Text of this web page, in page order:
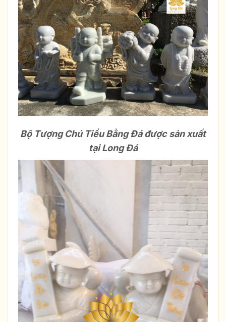
Bộ Tượng Chú Tiểu Bằng Đá được sản xuất
tại Long Đá